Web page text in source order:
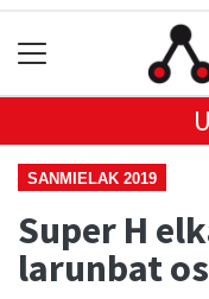
SANMIELAK 2019
Super H
larunbat